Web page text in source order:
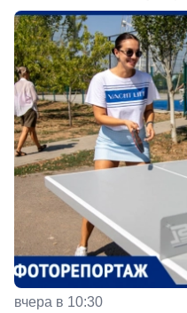
вчера в 10:30